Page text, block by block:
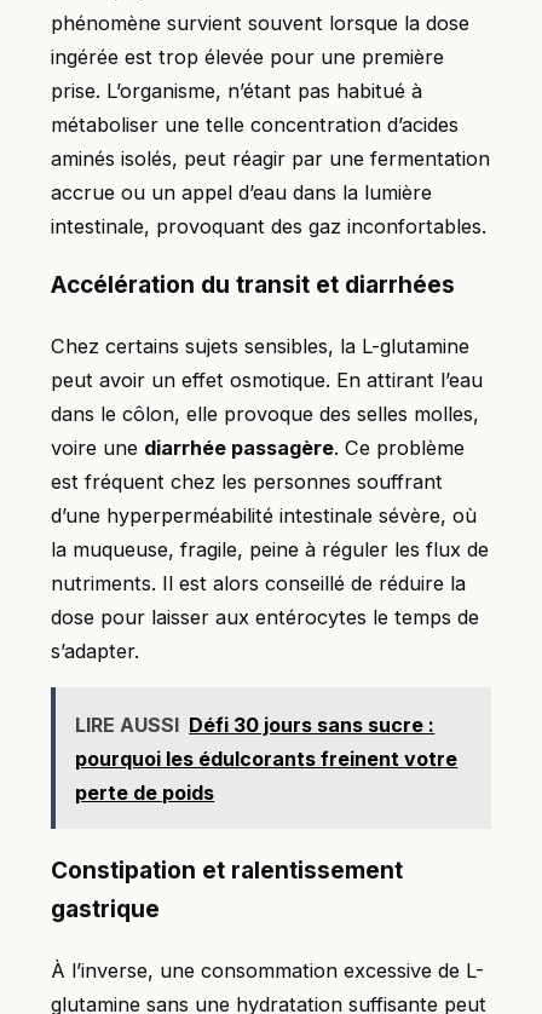
phénomène survient souvent lorsque la dose
ingérée est trop élevée pour une première
prise. L’organisme, n’étant pas habitué à
métaboliser une telle concentration d’acides
aminés isolés, peut réagir par une fermentation
accrue ou un appel d’eau dans la lumière
intestinale, provoquant des gaz inconfortables.
Accélération du transit et diarrhées
Chez certains sujets sensibles, la L-glutamine
peut avoir un effet osmotique. En attirant l’eau
dans le côlon, elle provoque des selles molles,
voire une diarrhée passagère. Ce problème
est fréquent chez les personnes souffrant
d’une hyperperméabilité intestinale sévère, où
la muqueuse, fragile, peine à réguler les flux de
nutriments. Il est alors conseillé de réduire la
dose pour laisser aux entérocytes le temps de
s’adapter.
LIRE AUSSI Défi 30 jours sans sucre :
pourquoi les édulcorants freinent votre
perte de poids
Constipation et ralentissement
gastrique
À l’inverse, une consommation excessive de L-
glutamine sans une hydratation suffisante peut